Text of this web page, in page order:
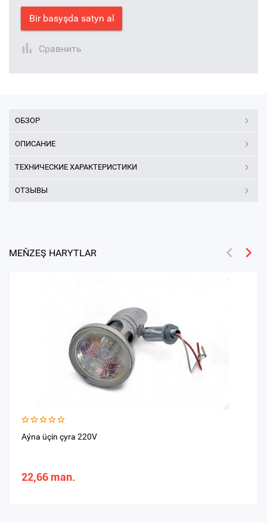
Bir basyşda satyn al
Сравнить
ОБЗОР
ОПИСАНИЕ
ТЕХНИЧЕСКИЕ ХАРАКТЕРИСТИКИ
ОТЗЫВЫ
MEŇZEŞ HARYTLAR
Aýna üçin çyra 220V
22,66 man.